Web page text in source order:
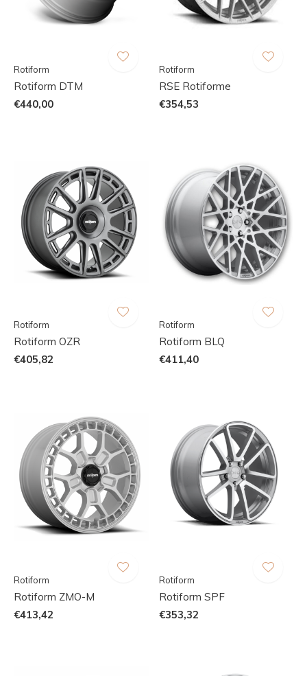
Rotiform
Rotiform DTM
€440,00
Rotiform
RSE Rotiforme
€354,53
Rotiform
Rotiform OZR
€405,82
Rotiform
Rotiform BLQ
€411,40
Rotiform
Rotiform ZMO-M
€413,42
Rotiform
Rotiform SPF
€353,32